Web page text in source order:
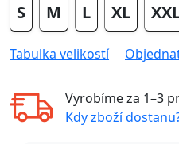
S M L XL
Tabulka velikostí
Vyrobíme za 1–3
Kdy zboží